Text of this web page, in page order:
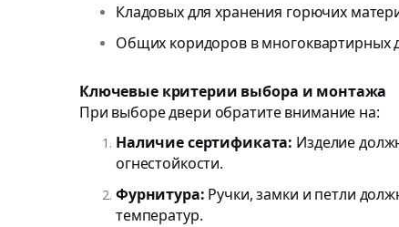
Кладовых для хранения горючих
Общих коридоров в многоквартирных
Ключевые критерии выбора и монтажа
При выборе двери обратите внимание на:
Наличие сертификата: Изделие
огнестойкости.
Фурнитура: Ручки, замки и петли
температур.